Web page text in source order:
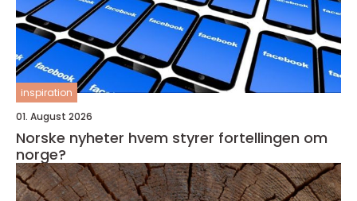
inspiration
01. August 2026
Norske nyheter hvem styrer fortellingen om
norge?